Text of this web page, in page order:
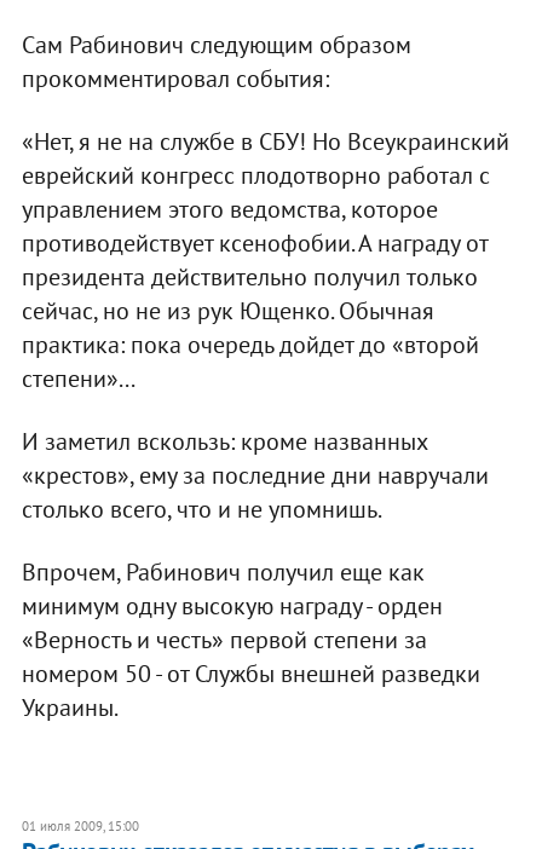
Сам Рабинович следующим образом
прокомментировал события:
«Нет, я не на службе в СБУ! Но Всеукраинский
еврейский конгресс плодотворно работал с
управлением этого ведомства, которое
противодействует ксенофобии. А награду от
президента действительно получил только
сейчас, но не из рук Ющенко. Обычная
практика: пока очередь дойдет до «второй
степени»...
И заметил вскользь: кроме названных
«крестов», ему за последние дни навручали
столько всего, что и не упомнишь.
Впрочем, Рабинович получил еще как
минимум одну высокую награду - орден
«Верность и честь» первой степени за
номером 50 - от Службы внешней разведки
Украины.
01 июля 2009, 15:00